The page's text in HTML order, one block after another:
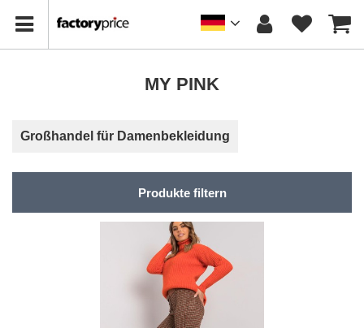
MY PINK
Großhandel für Damenbekleidung
Produkte filtern